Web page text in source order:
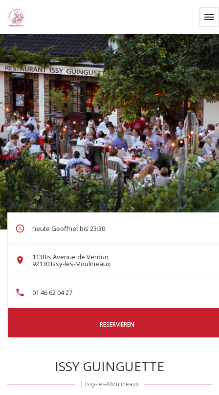
heute Geoffnet bis 23:30
113Bis Avenue de Verdun
92130 Issy-les-Moulineaux((öffnet ein neues Fenster))
01 46 62 04 27
RESERVIEREN
ISSY GUINGUETTE
| Issy-les-Moulineaux